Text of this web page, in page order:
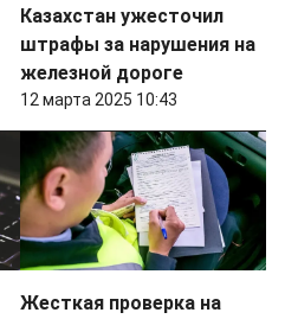
Казахстан ужесточил
штрафы за нарушения на
железной дороге
12 марта 2025 10:43
Жесткая проверка на